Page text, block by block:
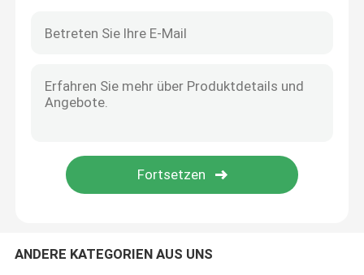
Stahlwanne
Stahldraht
elektronische Ersatzteile
ANDERE KATEGORIEN AUS UNS